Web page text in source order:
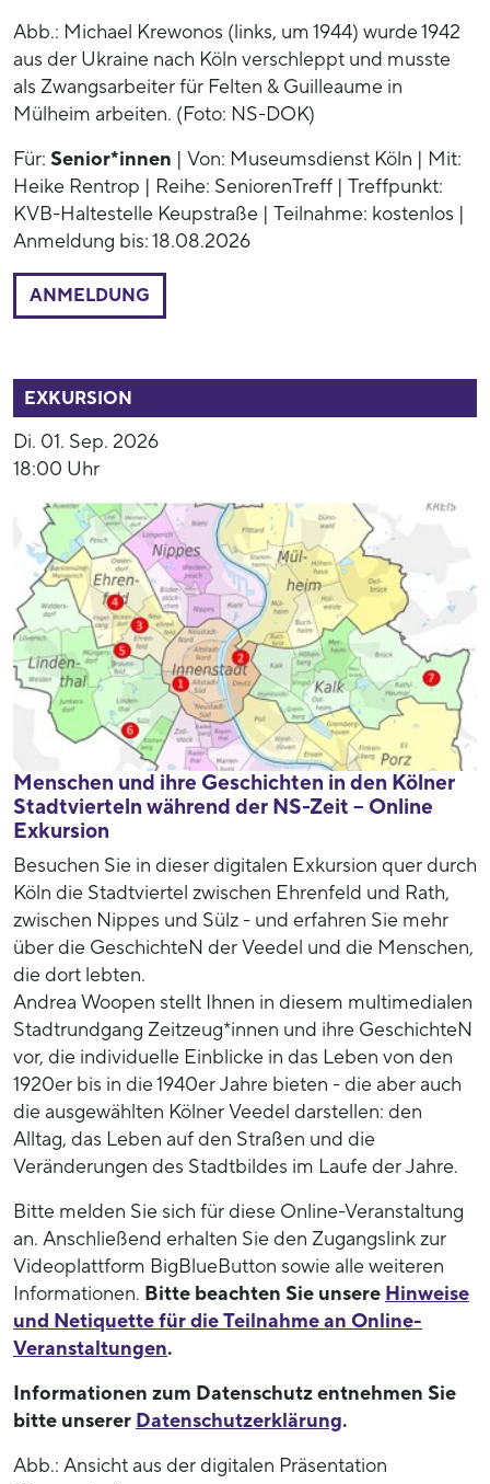
Abb.: Michael Krewonos (links, um 1944) wurde 1942
aus der Ukraine nach Köln verschleppt und musste
als Zwangsarbeiter für Felten & Guilleaume in
Mülheim arbeiten. (Foto: NS-DOK)
Für: Senior*innen | Von: Museumsdienst Köln | Mit:
Heike Rentrop | Reihe: SeniorenTreff | Treffpunkt:
KVB-Haltestelle Keupstraße | Teilnahme: kostenlos |
Anmeldung bis: 18.08.2026
ANMELDUNG
EXKURSION
Di. 01. Sep. 2026
18:00 Uhr
Menschen und ihre Geschichten in den Kölner
Stadtvierteln während der NS-Zeit – Online
Exkursion
Besuchen Sie in dieser digitalen Exkursion quer durch
Köln die Stadtviertel zwischen Ehrenfeld und Rath,
zwischen Nippes und Sülz - und erfahren Sie mehr
über die GeschichteN der Veedel und die Menschen,
die dort lebten.
Andrea Woopen stellt Ihnen in diesem multimedialen
Stadtrundgang Zeitzeug*innen und ihre GeschichteN
vor, die individuelle Einblicke in das Leben von den
1920er bis in die 1940er Jahre bieten - die aber auch
die ausgewählten Kölner Veedel darstellen: den
Alltag, das Leben auf den Straßen und die
Veränderungen des Stadtbildes im Laufe der Jahre.
Bitte melden Sie sich für diese Online-Veranstaltung
an. Anschließend erhalten Sie den Zugangslink zur
Videoplattform BigBlueButton sowie alle weiteren
Informationen. Bitte beachten Sie unsere Hinweise
und Netiquette für die Teilnahme an Online-
Veranstaltungen.
Informationen zum Datenschutz entnehmen Sie
bitte unserer Datenschutzerklärung.
Abb.: Ansicht aus der digitalen Präsentation